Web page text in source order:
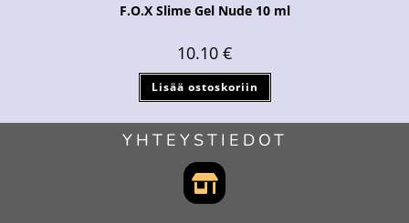
F.O.X Slime Gel Nude 10 ml
10.10 €
Lisää ostoskoriin
YHTEYSTIEDOT